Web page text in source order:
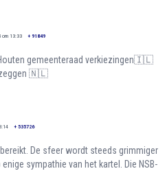
om 13:33 + 91849
gemeenteraad verkiezingen🇮🇱
🇳🇱
+ 535726
De sfeer wordt steeds grimmiger
sympathie van het kartel. Die NSB-